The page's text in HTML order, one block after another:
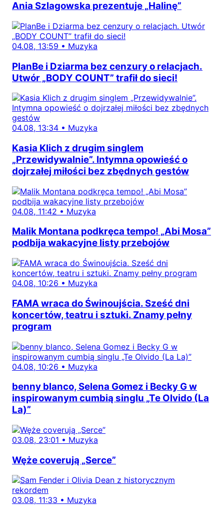
Ania Szlagowska prezentuje „Halinę”
04.08, 13:59 • Muzyka
PlanBe i Dziarma bez cenzury o relacjach.
Utwór „BODY COUNT” trafił do sieci!
04.08, 13:34 • Muzyka
Kasia Klich z drugim singlem
„Przewidywalnie”. Intymna opowieść o
dojrzałej miłości bez zbędnych gestów
04.08, 11:42 • Muzyka
Malik Montana podkręca tempo! „Abi Mosa”
podbija wakacyjne listy przebojów
04.08, 10:26 • Muzyka
FAMA wraca do Świnoujścia. Sześć dni
koncertów, teatru i sztuki. Znamy pełny
program
04.08, 10:26 • Muzyka
benny blanco, Selena Gomez i Becky G w
inspirowanym cumbią singlu „Te Olvido (La
La)”
03.08, 23:01 • Muzyka
Węże coverują „Serce”
03.08, 11:33 • Muzyka